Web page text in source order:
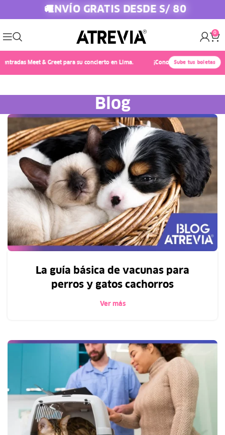
🚚ENVÍO GRATIS DESDE S/ 80
0
Meet & Greet para su concierto en Lima. ¡Conoce a Chayanne! 🎤✨
Sube tus boletas
Blog
La guía básica de vacunas para
perros y gatos cachorros
Ver más